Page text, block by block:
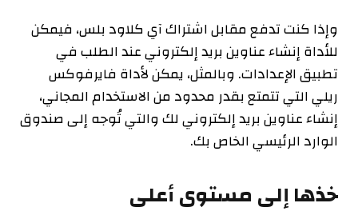
وإذا كنت تدفع مقابل اشتراك آي كلاود بلس، فيمكن
للأداة إنشاء عناوين بريد إلكتروني عند الطلب في
تطبيق الإعدادات. وبالمثل، يمكن لأداة فايرفوكس
ريلي التي تتمتع بقدر محدود من الاستخدام المجاني،
إنشاء عناوين بريد إلكتروني لك والتي تُوجه إلى صندوق
الوارد الرئيسي الخاص بك.
خذها إلى مستوى أعلى